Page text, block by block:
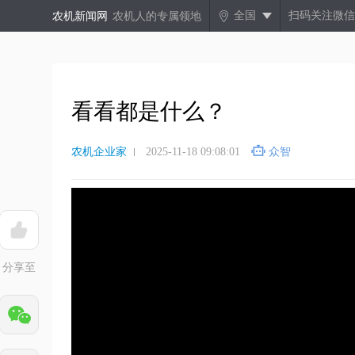
农机新闻网 农机人的专属领地 全国 扫码关注微信
看看都是什么？
农机企业家 2025-11-18 09:08:01 众智
分享至